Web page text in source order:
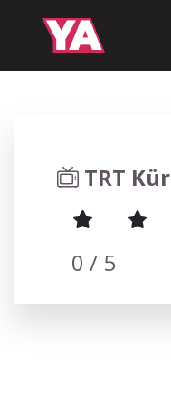
TRT
0 / 5